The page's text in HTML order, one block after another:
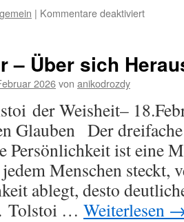
| Kommentare deaktiviertfür
Arbeit
– Über sich
2026von anikodrozdy
der Weisheit–
Glauben Der
Persönlichkeit ist eine
Menschen steckt,
ablegt, desto
Tolstoi … Weiterlesen